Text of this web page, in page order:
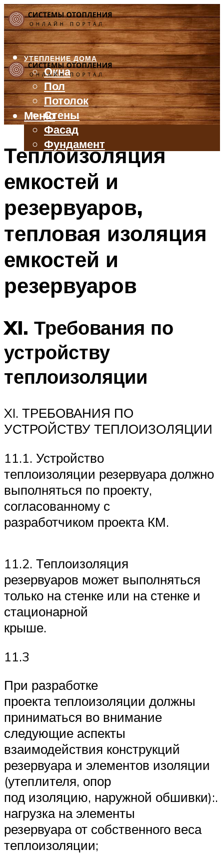
УТЕПЛЕНИЕ ДОМА
Окна
Пол
Потолок
Стены
Фасад
Фундамент
БАЛКОН И ЛОДЖИЯ
ВЕНТИЛЯЦИЯ
ТРУБЫ
Меню
Меню
Теплоизоляция
емкостей и
резервуаров,
тепловая изоляция
емкостей и
резервуаров
XI. Требования по
устройству
теплоизоляции
XI. ТРЕБОВАНИЯ ПО
УСТРОЙСТВУ ТЕПЛОИЗОЛЯЦИИ
11.1. Устройство
теплоизоляции резервуара должно
выполняться по проекту,
согласованному с
разработчиком проекта КМ.
11.2. Теплоизоляция
резервуаров может выполняться
только на стенке или на стенке и
стационарной
крыше.
11.3
При разработке
проекта теплоизоляции должны
приниматься во внимание
следующие аспекты
взаимодействия конструкций
резервуара и элементов изоляции
(утеплителя, опор
под изоляцию, наружной обшивки):.
нагрузка на элементы
резервуара от собственного веса
теплоизоляции;